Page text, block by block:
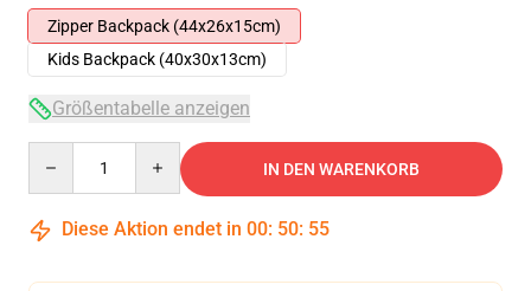
Zipper Backpack (44x26x15cm)
Kids Backpack (40x30x13cm)
Größentabelle anzeigen
IN DEN WARENKORB
Diese Aktion endet in 00: 50: 54